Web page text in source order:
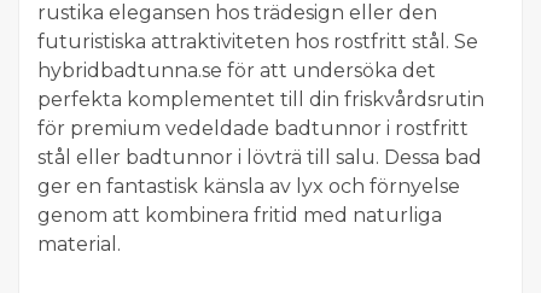
rustika elegansen hos trädesign eller den
futuristiska attraktiviteten hos rostfritt stål. Se
hybridbadtunna.se för att undersöka det
perfekta komplementet till din friskvårdsrutin
för premium vedeldade badtunnor i rostfritt
stål eller badtunnor i lövträ till salu. Dessa bad
ger en fantastisk känsla av lyx och förnyelse
genom att kombinera fritid med naturliga
material.